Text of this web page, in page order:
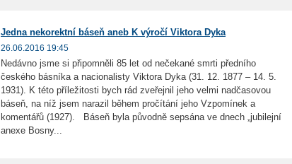
Jedna nekorektní báseň aneb K výročí Viktora Dyka
26.06.2016 19:45
Nedávno jsme si připomněli 85 let od nečekané smrti předního
českého básníka a nacionalisty Viktora Dyka (31. 12. 1877 – 14. 5.
1931). K této příležitosti bych rád zveřejnil jeho velmi nadčasovou
báseň, na níž jsem narazil během pročítání jeho Vzpomínek a
komentářů (1927). Báseň byla původně sepsána ve dnech „jubilejní
anexe Bosny...